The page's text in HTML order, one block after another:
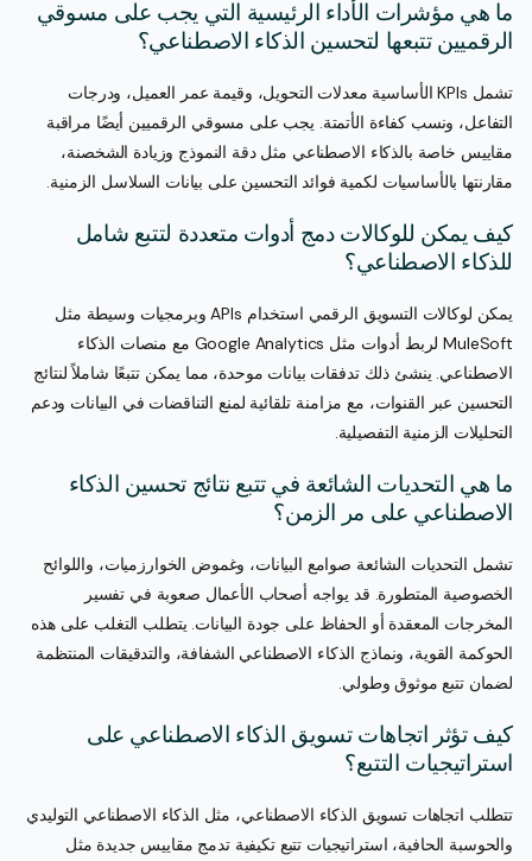
ما هي مؤشرات الأداء الرئيسية التي يجب على مسوقي
الرقميين تتبعها لتحسين الذكاء الاصطناعي؟
تشمل KPIs الأساسية معدلات التحويل، وقيمة عمر العميل، ودرجات
التفاعل، ونسب كفاءة الأتمتة. يجب على مسوقي الرقميين أيضًا مراقبة
مقاييس خاصة بالذكاء الاصطناعي مثل دقة النموذج وزيادة الشخصنة،
مقارنتها بالأساسيات لكمية فوائد التحسين على بيانات السلاسل الزمنية.
كيف يمكن للوكالات دمج أدوات متعددة لتتبع شامل
للذكاء الاصطناعي؟
يمكن لوكالات التسويق الرقمي استخدام APIs وبرمجيات وسيطة مثل
MuleSoft لربط أدوات مثل Google Analytics مع منصات الذكاء
الاصطناعي. ينشئ ذلك تدفقات بيانات موحدة، مما يمكن تتبعًا شاملاً لنتائج
التحسين عبر القنوات، مع مزامنة تلقائية لمنع التناقضات في البيانات ودعم
التحليلات الزمنية التفصيلية.
ما هي التحديات الشائعة في تتبع نتائج تحسين الذكاء
الاصطناعي على مر الزمن؟
تشمل التحديات الشائعة صوامع البيانات، وغموض الخوارزميات، واللوائح
الخصوصية المتطورة. قد يواجه أصحاب الأعمال صعوبة في تفسير
المخرجات المعقدة أو الحفاظ على جودة البيانات. يتطلب التغلب على هذه
الحوكمة القوية، ونماذج الذكاء الاصطناعي الشفافة، والتدقيقات المنتظمة
لضمان تتبع موثوق وطولي.
كيف تؤثر اتجاهات تسويق الذكاء الاصطناعي على
استراتيجيات التتبع؟
تتطلب اتجاهات تسويق الذكاء الاصطناعي، مثل الذكاء الاصطناعي التوليدي
والحوسبة الحافية، استراتيجيات تتبع تكيفية تدمج مقاييس جديدة مثل